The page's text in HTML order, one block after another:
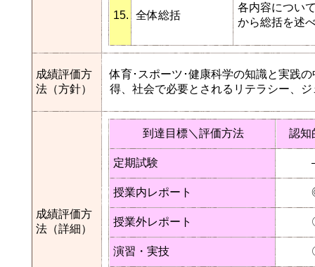
15. 全体総括
各内容につい
から総括を述
成績評価方
法（方針）
体育･スポーツ･健康科学の知識と実践
得、社会で必要とされるリテラシー、
成績評価方
法（詳細）
到達目標＼評価方法 認知
定期試験
授業内レポート
授業外レポート
演習・実技